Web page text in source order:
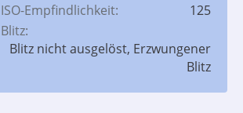
ISO-Empfindlichkeit
125
Blitz
Blitz nicht ausgelöst, Erzwungener
Blitz